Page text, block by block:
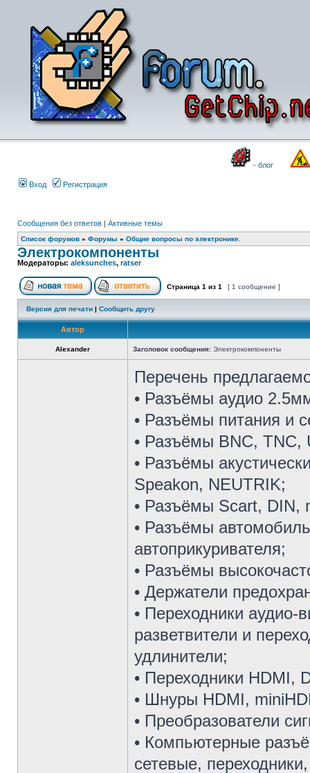
- блог
Вход Регистрация
Сообщения без ответов | Активные темы
Список форумов » Форумы » Общие вопросы по электронике.
Электрокомпоненты
Модераторы: aleksunches, ratser
Страница 1 из 1 [ 1 сообщение ]
Версия для печати | Сообщить другу
Автор
Alexander Заголовок сообщения: Электрокомпоненты
Перечень
• Разъёмы аудио
• Разъёмы питания и
• Разъёмы BNC, TNC,
• Разъёмы
Speakon, NEUTRIK;
• Разъёмы Scart, DIN,
• Разъёмы
автоприкуривателя;
• Разъёмы
• Держатели
• Переходники аудио-
разветвители и
удлинители;
• Переходники HDMI,
• Шнуры HDMI,
• Преобразователи
• Компьютерные
сетевые,